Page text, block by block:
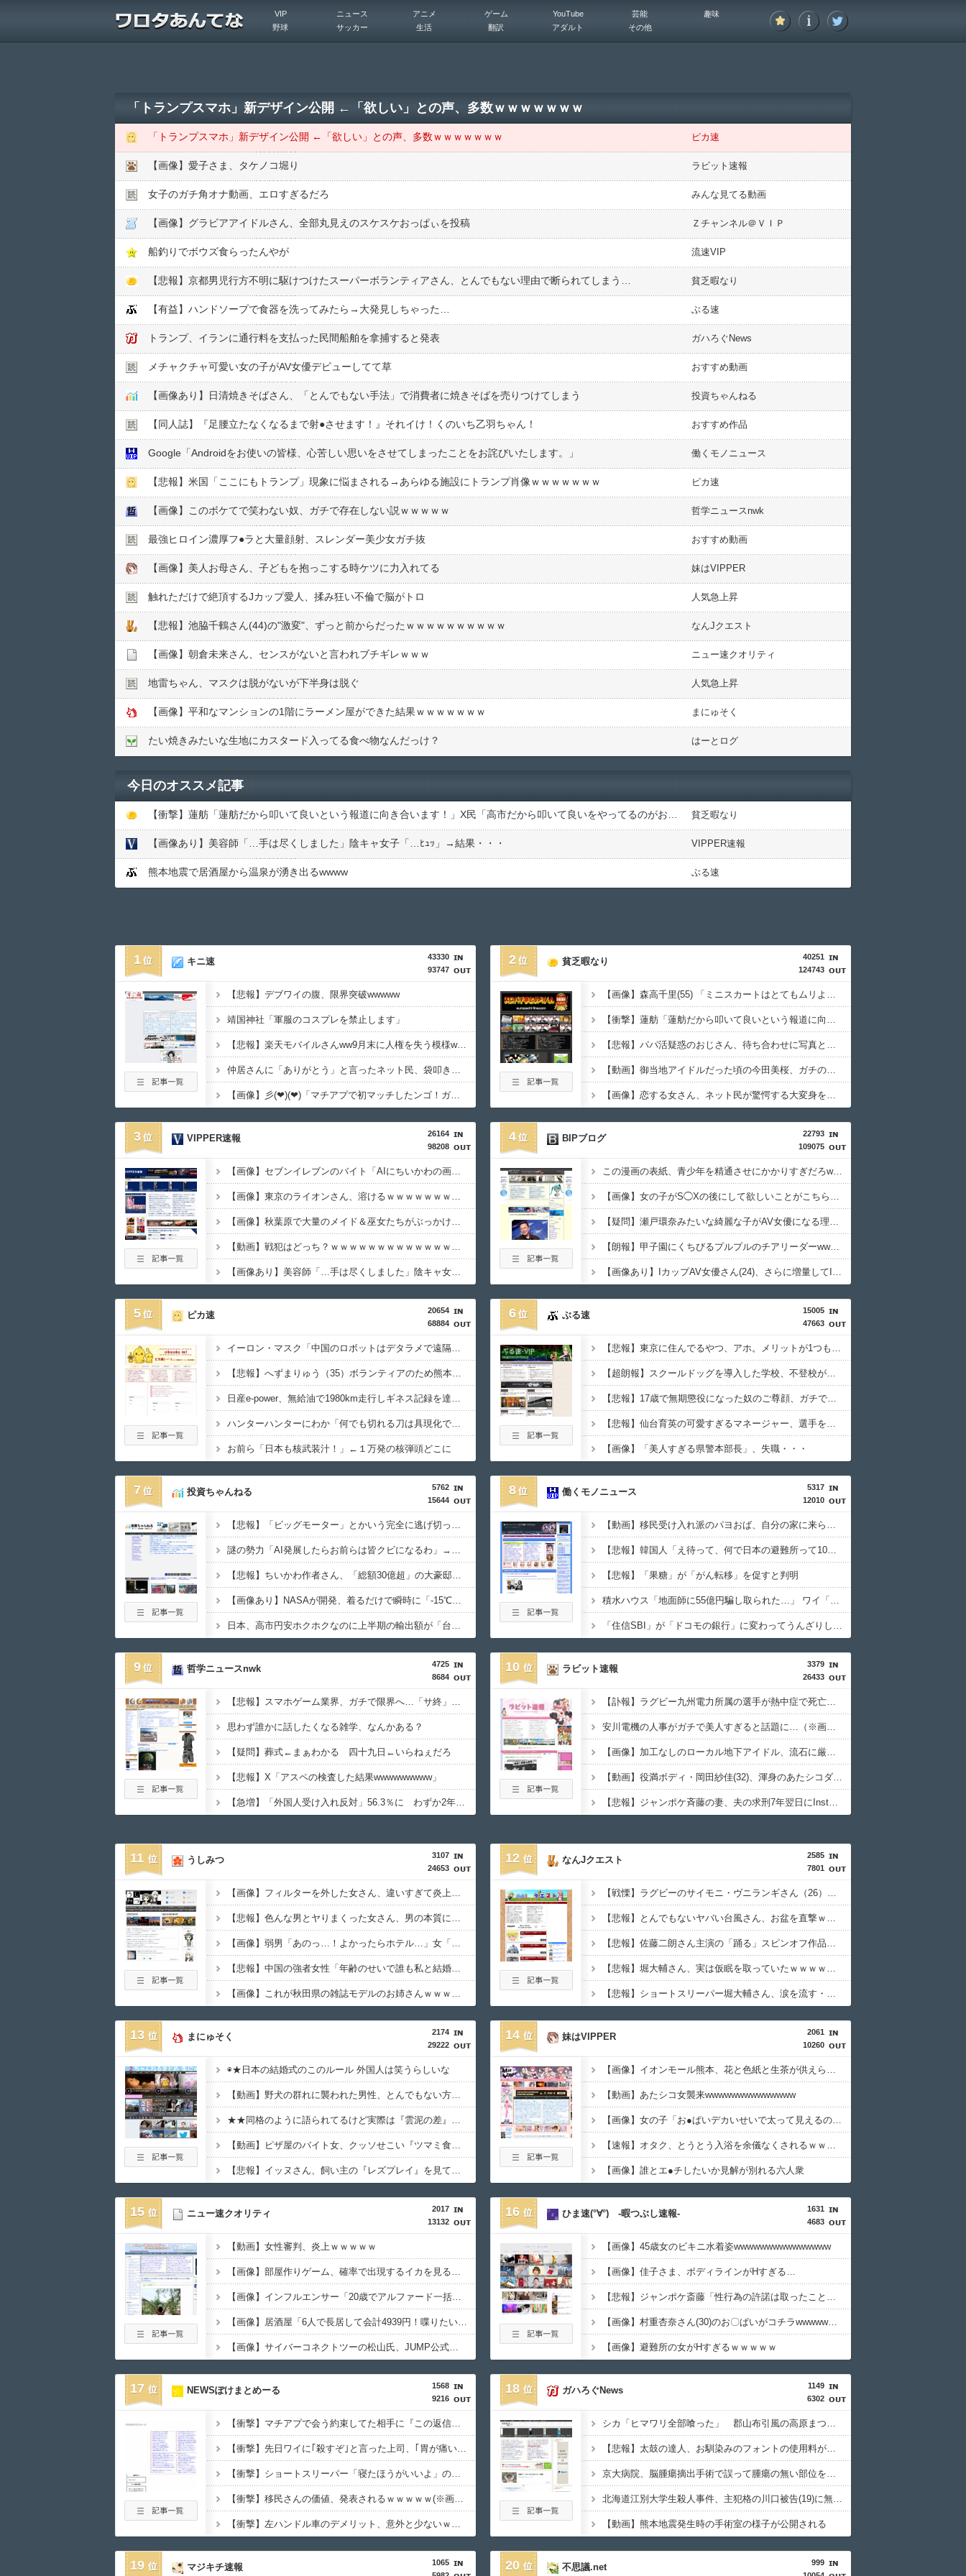
VIP ニュース アニメ ゲーム YouTube 芸能
趣味
野球
サッカー 生活 翻訳 アダルト その他
「トランプスマホ」新デザイン公開 ←「欲しい」との声、多数ｗｗｗｗｗｗｗ
「トランプスマホ」新デザイン公開 ←「欲しい」との声、多数ｗｗｗｗｗｗｗ ピカ速
【画像】愛子さま、タケノコ堀り ラビット速報
女子のガチ角オナ動画、エロすぎるだろ みんな見てる動画
【画像】グラビアアイドルさん、全部丸見えのスケスケおっぱぃを投稿 Ｚチャンネル＠ＶＩＰ
船釣りでボウズ食らったんやが 流速VIP
【悲報】京都男児行方不明に駆けつけたスーパーボランティアさん、とんでもない理由で断られてしまう… 貧乏暇なり
【有益】ハンドソープで食器を洗ってみたら→大発見しちゃった… ぶる速
トランプ、イランに通行料を支払った民間船舶を拿捕すると発表 ガハろぐNews
メチャクチャ可愛い女の子がAV女優デビューしてて草 おすすめ動画
【画像あり】日清焼きそばさん、「とんでもない手法」で消費者に焼きそばを売りつけてしまう 投資ちゃんねる
【同人誌】『足腰立たなくなるまで射●︎させます！』それイけ！くのいち乙羽ちゃん！ おすすめ作品
Google「Androidをお使いの皆様、心苦しい思いをさせてしまったことをお詫びいたします。」 働くモノニュース
【悲報】米国「ここにもトランプ」現象に悩まされる→あらゆる施設にトランプ肖像ｗｗｗｗｗｗｗ ピカ速
【画像】このボケてで笑わない奴、ガチで存在しない説ｗｗｗｗｗ 哲学ニュースnwk
最強ヒロイン濃厚フ●︎ラと大量顔射、スレンダー美少女ガチ抜 おすすめ動画
【画像】美人お母さん、子どもを抱っこする時ケツに力入れてる 妹はVIPPER
触れただけで絶頂するJカップ愛人、揉み狂い不倫で脳がトロ 人気急上昇
【悲報】池脇千鶴さん(44)の"激変"、ずっと前からだったｗｗｗｗｗｗｗｗｗｗ なんJクエスト
【画像】朝倉未来さん、センスがないと言われブチギレｗｗｗ ニュー速クオリティ
地雷ちゃん、マスクは脱がないが下半身は脱ぐ 人気急上昇
【画像】平和なマンションの1階にラーメン屋ができた結果ｗｗｗｗｗｗｗ まにゅそく
たい焼きみたいな生地にカスタード入ってる食べ物なんだっけ？ はーとログ
今日のオススメ記事
貧乏暇なり
【画像あり】美容師「…手は尽くしました」陰キャ女子「…ﾋｭｯ」→結果・・・ VIPPER速報
熊本地震で居酒屋から温泉が湧き出るwwww ぶる速
1
43330
93747
キニ速
【悲報】デブワイの腹、限界突破wwwww
靖国神社「軍服のコスプレを禁止します」
【悲報】楽天モバイルさんww9月末に人権を失う模様wwwww
仲居さんに「ありがとう」と言ったネット民、袋叩きにされてしまう…
【画像】彡(❤︎)(❤︎)「マチアプで初マッチしたンゴ！ガチで可愛い女子大生????」ｼｺｼｺｼｺｼｺｼｺ
2
40251
124743
貧乏暇なり
【画像】森高千里(55) 「ミニスカートはとてもムリよ若い子には負けるわ」←ワイらにはブッ刺さりまくってしまうw w w w w w
【衝撃】蓮舫「蓮舫だから叩いて良いという報道に向き合います！」X民「高市だから叩いて良いをやってるのがお前だろ」←これ…w w
【悲報】パパ活疑惑のおじさん、待ち合わせに写真と違う女が来たので逃げようとするも眼鏡を奪われ可哀想なことになっているところを激写されてしまう…
【動画】御当地アイドルだった頃の今田美桜、ガチのマジで可愛くてワイらをびびらせまくってしまうw w w w w w w w
【画像】恋する女さん、ネット民が驚愕する大変身を遂げてしまう←コレは凄過ぎるw w w w w w w w
3
26164
98208
VIPPER速報
【画像】セブンイレブンのバイト「AIにちいかわの画像を食わせてっと………できた！」
【画像】東京のライオンさん、溶けるｗｗｗｗｗｗｗｗｗｗｗｗｗｗｗｗｗｗｗｗｗｗ
【画像】秋葉原で大量のメイド＆巫女たちがぶっかけ祭ｗｗｗｗｗｗｗｗｗｗｗ
【動画】戦犯はどっち？ｗｗｗｗｗｗｗｗｗｗｗｗｗｗｗｗｗｗｗｗ
【画像あり】美容師「…手は尽くしました」陰キャ女子「…ﾋｭｯ」→結果・・・
4
22793
109075
BIPブログ
この漫画の表紙、青少年を精通させにかかりすぎだろwww
【画像】女の子がS◯Xの後にして欲しいことがこちらｗｗｗｗｗｗ
【疑問】瀬戸環奈みたいな綺麗な子がAV女優になる理由wwwwwww
【朗報】甲子園にくちびるプルプルのチアリーダーwwwwwwwwww
【画像あり】IカップAV女優さん(24)、さらに増量してIカップになる
5
20654
68884
ピカ速
イーロン・マスク「中国のロボットはデタラメで遠隔操作してるだけ」
【悲報】へずまりゅう（35）ボランティアのため熊本に行くも体調不良で病院に行く
日産e-power、無給油で1980km走行しギネス記録を達成！→山頂から下ってるだけでした…
ハンターハンターにわか「何でも切れる刀は具現化できない(ﾆﾁｯ」←これ
お前ら「日本も核武装汁！」←１万発の核弾頭どこに
6
15005
47663
ぶる速
【悲報】東京に住んでるやつ、アホ。メリットが1つもないことが判明
【超朗報】スクールドッグを導入した学校、不登校が激減→JK「犬のために学校行きたくなる」
【悲報】17歳で無期懲役になった奴のご尊顔、ガチで怖い
【悲報】仙台育英の可愛すぎるマネージャー、選手を発情させるウインク
【画像】「美人すぎる県警本部長」、失職・・・
7
5762
15644
投資ちゃんねる
【悲報】「ビッグモーター」とかいう完全に逃げ切ったゴミクズｗｗｗｗｗ
謎の勢力「AI発展したらお前らは皆クビになるわ」→未だかつてAIのせいで失業したG民が0人の理由
【悲報】ちいかわ作者さん、「総額30億超」の大豪邸を建てる！？ｗｗｗｗｗ
【画像あり】NASAが開発、着るだけで瞬時に「-15℃冷却」する冷感ポンチョ3,980円！
日本、高市円安ホクホクなのに上半期の輸出額が「台湾と韓国」に抜かれるｗｗｗｗｗ
8
5317
12010
働くモノニュース
【動画】移民受け入れ派のパヨおば、自分の家に来られたら全力で拒否るｗｗｗｗｗｗｗｗｗｗ
【悲報】韓国人「え待って、何で日本の避難所って10年前と同レベルなの(ドン引き
【悲報】「果糖」が「がん転移」を促すと判明
積水ハウス「地面師に55億円騙し取られた…」 ワイ「はえーかわいそう…会社滅茶苦茶やろなぁ」
「住信SBI」が「ドコモの銀行」に変わってうんざりしてるやつｗｗｗｗｗｗｗ
9
4725
8684
哲学ニュースnwk
【悲報】スマホゲーム業界、ガチで限界へ…「サ終」相次ぎ倒産が過去最多ペース “当たれば一攫千金”の時代が終わる
思わず誰かに話したくなる雑学、なんかある？
【疑問】葬式←まぁわかる 四十九日←いらねぇだろ
【悲報】X「アスペの検査した結果wwwwwwwww」
【急増】「外国人受け入れ反対」56.3％に わずか2年で20.7ポイント増、東大調査「若い世代ほど増加」
10
3379
26433
ラビット速報
【訃報】ラグビー九州電力所属の選手が熱中症で死亡 フィジー出身の26歳
安川電機の人事がガチで美人すぎると話題に…（※画像あり）
【画像】加工なしのローカル地下アイドル、流石に厳しいwwwwww
【動画】役満ボディ・岡田紗佳(32)、渾身のあたシコダンスwwwwwww
【悲報】ジャンポケ斉藤の妻、夫の求刑7年翌日にInstagram更新「楽しすぎた」
11
3107
24653
うしみつ
【画像】フィルターを外した女さん、違いすぎて炎上してしまうｗｗｗｗｗｗｗｗｗｗｗ
【悲報】色んな男とヤりまくった女さん、男の本質に気付く⇒ｗｗ
【画像】弱男「あのっ…！よかったらホテル…」女「ぷっｗｗｗｗｗ」⇒
【悲報】中国の強者女性「年齢のせいで誰も私と結婚してくれない」⇒！！
【画像】これが秋田県の雑誌モデルのお姉さんｗｗｗｗｗｗｗｗｗｗ
12
2585
7801
なんJクエスト
【戦慄】ラグビーのサイモニ・ヴニランギさん（26）、練習中の熱中症で急死・・・・・・・・・
【悲報】とんでもないヤバい台風さん、お盆を直撃ｗｗｗｗｗｗｗｗｗｗ
【悲報】佐藤二朗さん主演の「踊る」スピンオフ作品、結局撮影中止が決定・・・・・・・・・
【悲報】堀大輔さん、実は仮眠を取っていたｗｗｗｗｗｗｗｗｗｗ
【悲報】ショートスリーパー堀大輔さん、涙を流す・・・・・・・・・
13
2174
29222
まにゅそく
◉★日本の結婚式のこのルール 外国人は笑うらしいな
【動画】野犬の群れに襲われた男性、とんでもない方法で制圧するｗｗｗｗｗｗｗ
★★同格のように語られてるけど実際は『雲泥の差』があるものと言えば？
【動画】ピザ屋のバイト女、クッソせこい『ツマミ食い』をして炎上
【悲報】イッヌさん、飼い主の『レズプレイ』を見てドン引き・・・
14
2061
10260
妹はVIPPER
【画像】イオンモール熊本、花と色紙と生茶が供えられる
【動画】あたシコ女襲来wwwwwwwwwwwwww
【画像】女の子「お●ぱいデカいせいで太って見えるのまじだるい????」
【速報】オタク、とうとう入浴を余儀なくされるｗｗｗｗｗｗｗ
【画像】誰とエ●チしたいか見解が別れる六人衆
15
2017
13132
ニュー速クオリティ
【動画】女性審判、炎上ｗｗｗｗｗ
【画像】部屋作りゲーム、確率で出現するイカを見るとクラッシュする不具合が発生ｗｗｗ
【画像】インフルエンサー「20歳でアルファード一括で買えちゃう私って素敵」
【画像】居酒屋「6人で長居して会計4939円！喋りたいだけなら公園に行ってくれ（怒」
【画像】サイバーコネクトツーの松山氏、JUMP公式にブロックされる・・・
16
1631
4683
ひま速(°∀°) -暇つぶし速報-
【画像】45歳女のビキニ水着姿wwwwwwwwwwwwwww
【画像】佳子さま、ボディラインがHすぎる…
【悲報】ジャンポケ斎藤「性行為の許諾は取ったことありません」
【画像】村重杏奈さん(30)のお〇ぱいがコチラwwwwwwwwwwww
【画像】避難所の女がHすぎるｗｗｗｗｗ
17
1568
9216
NEWSぽけまとめーる
【衝撃】マチアプで会う約束してた相手に『この返信』送ったらブロックされた結果ｗｗｗｗｗ
【衝撃】先日ワイに｢殺すぞ｣と言った上司、｢胃が痛い｣とか言い出すｗｗｗｗｗ
【衝撃】ショートスリーパー「寝たほうがいいよ」の一言にブチギレｗｗｗｗｗ(※動画あり)
【衝撃】移民さんの価値、発表されるｗｗｗｗｗ(※画像あり)
【衝撃】左ハンドル車のデメリット、意外と少ないｗｗｗｗｗ
18
1149
6302
ガハろぐNews
シカ「ヒマワリ全部喰った」 郡山布引風の高原まつり中止
【悲報】太鼓の達人、お馴染みのフォントの使用料が年間6万から年間320万になったので変更に
京大病院、脳腫瘍摘出手術で誤って腫瘍の無い部位を摘出 脳幹など損傷受け植物状態に
北海道江別大学生殺人事件、主犯格の川口被告(19)に無期懲役の判決
【動画】熊本地震発生時の手術室の様子が公開される
19
1065
マジキチ速報 20
999
不思議.net